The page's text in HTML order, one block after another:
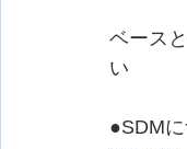
ベース
い
●SDM